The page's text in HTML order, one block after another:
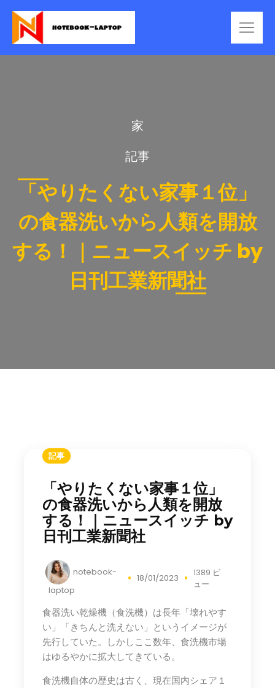
家
記事
「やりたくない家事１位」
の食器洗いから人類を開放
する！｜ニュースイッチ by
日刊工業新聞社
記事
「やりたくない家事１位」
の食器洗いから人類を開放
する！｜ニュースイッチ by
日刊工業新聞社
notebook-
laptop
18/01/2023
1389 ビ
ュー
食器洗い乾燥機（食洗機）は長年「壊れやす
い」「きちんと洗えない」というイメージが
先行していた。しかしここ数年、食洗機市場
はゆるやかに拡大してきている。
食洗機自体の歴史は古く、現在国内シェア１